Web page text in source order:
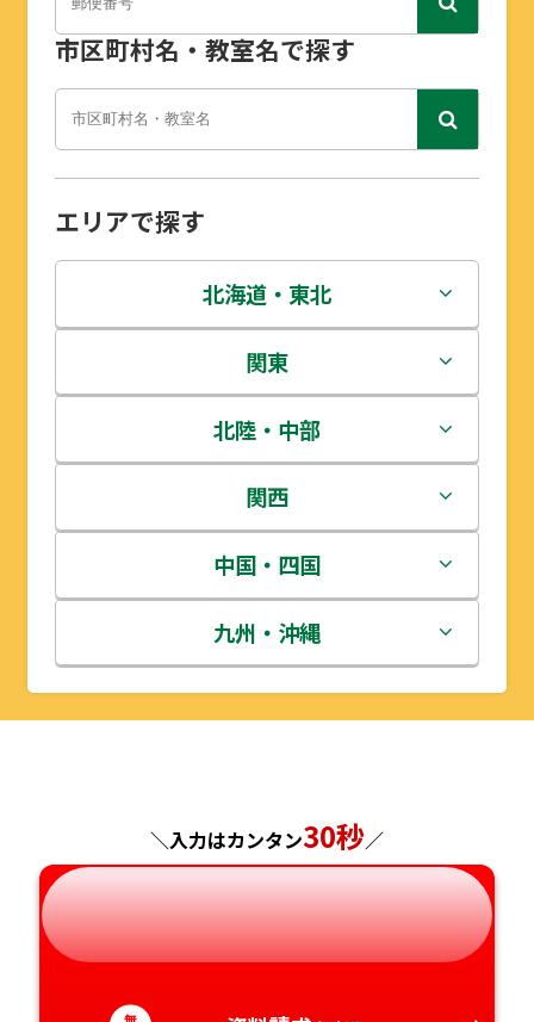
市区町村名・教室名で探す
エリアで探す
北海道・東北
北海道
青森県
岩手県
宮城県
秋田県
山形県
関東
茨城県
栃木県
群馬県
埼玉県
千葉県
神奈川県
北陸・中部
新潟県
富山県
石川県
福井県
長野県
岐阜県
静岡県
関西
三重県
滋賀県
京都府
兵庫県
奈良県
和歌山県
中国・四国
鳥取県
島根県
広島県
山口県
徳島県
九州・沖縄
福岡県
長崎県
熊本県
大分県
＼入力はカンタン30秒／